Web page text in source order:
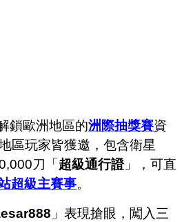
鎖歐洲地區的洲際抽獎賽資
區玩家皆獲邀，包含衛星
刀「 超級通行證」，可直
超級主賽事。
」表現搶眼，闖入三